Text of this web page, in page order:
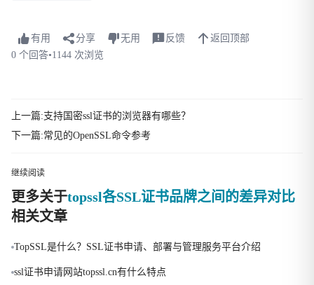
有用 分享 无用 反馈
返回顶部
0 个回答•1144 次浏览
上一篇:支持国密ssl证书的浏览器有哪些？
下一篇:常见的OpenSSL命令参考
继续阅读
更多关于topssl各SSL证书品牌之间的差异对比
相关文章
TopSSL是什么？SSL证书申请、部署与管理服务平台介绍
ssl证书申请网站topssl.cn有什么特点